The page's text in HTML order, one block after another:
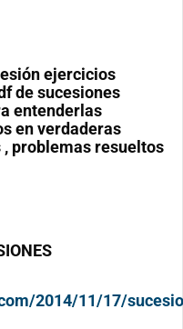
ejercicios
de sucesiones
entenderlas
en verdaderas
problemas resueltos
2014/11/17/